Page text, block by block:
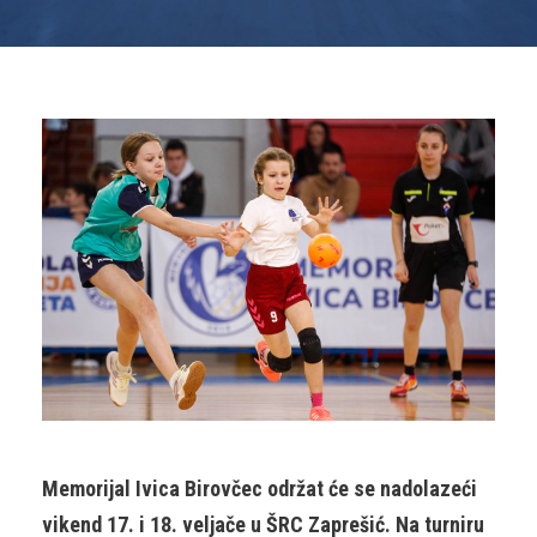
Memorijal Ivica Birovčec održat će se nadolazeći
vikend 17. i 18. veljače u ŠRC Zaprešić. Na turniru